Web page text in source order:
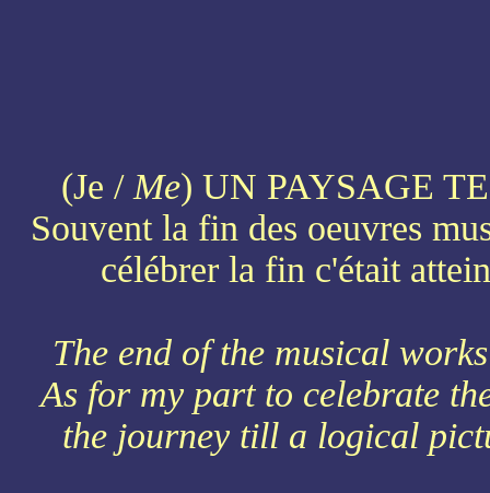
(Je / Me) UN PAYSAGE
Souvent la fin des oeuvres
célébrer la fin c'était
The end of the musical
As for my part to celebrate
the journey till a logical